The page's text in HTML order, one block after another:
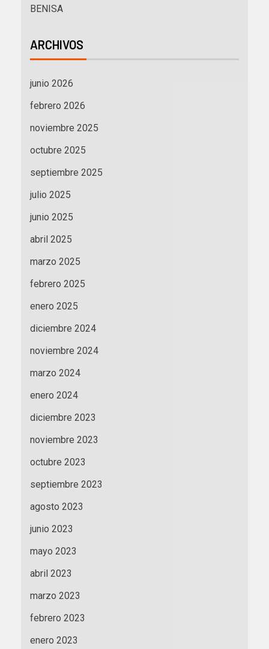
BENISA
ARCHIVOS
junio 2026
febrero 2026
noviembre 2025
octubre 2025
septiembre 2025
julio 2025
junio 2025
abril 2025
marzo 2025
febrero 2025
enero 2025
diciembre 2024
noviembre 2024
marzo 2024
enero 2024
diciembre 2023
noviembre 2023
octubre 2023
septiembre 2023
agosto 2023
junio 2023
mayo 2023
abril 2023
marzo 2023
febrero 2023
enero 2023